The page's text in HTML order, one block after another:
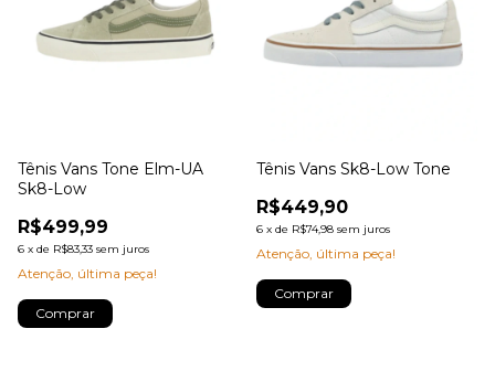
Tênis Vans Tone Elm-UA
Sk8-Low
R$499,99
6 x de R$83,33 sem juros
Atenção, última peça!
Comprar
Tênis Vans Sk8-Low Tone
R$449,90
6 x de R$74,98 sem juros
Atenção, última peça!
Comprar